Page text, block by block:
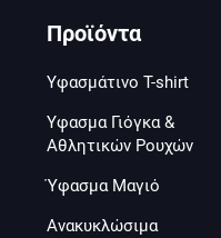
Προϊόντα
Υφασμάτινο T-shirt
Υφασμα Γιόγκα &
Αθλητικών Ρουχών
Ύφασμα Μαγιό
Ανακυκλώσιμα